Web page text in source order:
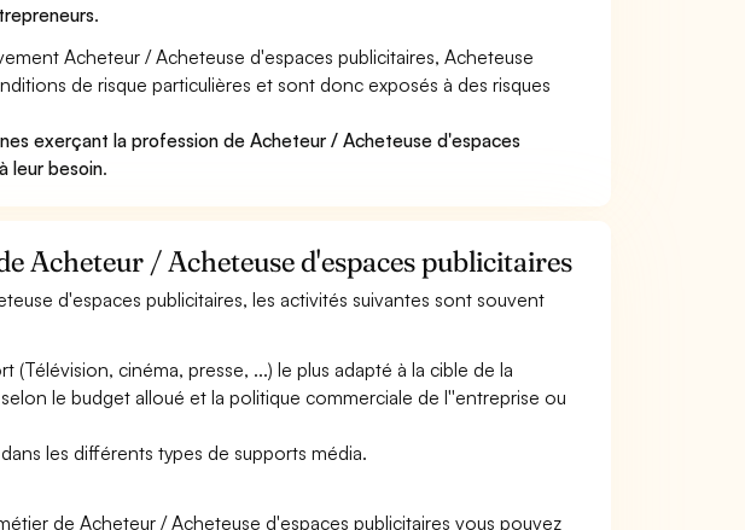
.
Acheteur / Acheteuse d'espaces publicitaires, Acheteuse
de risque particulières et sont donc exposés à des risques
exerçant la profession de Acheteur / Acheteuse d'espaces
leur besoin.
Acheteur / Acheteuse d'espaces publicitaires
d'espaces publicitaires, les activités suivantes sont souvent
cinéma, presse, ...) le plus adapté à la cible de la
le budget alloué et la politique commerciale de l''entreprise ou
les différents types de supports média.
de Acheteur / Acheteuse d'espaces publicitaires vous pouvez